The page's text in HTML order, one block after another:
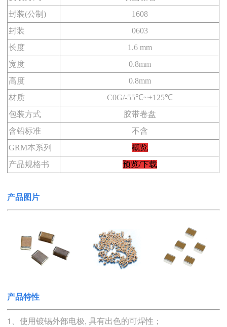
封装(公制)
1608
封装
0603
长度
1.6 mm
宽度
0.8mm
高度
0.8mm
材质
C0G/-55℃~+125℃
包装方式
胶带卷盘
含铅标准
不含
GRM本系列
概览
产品规格书
预览/下载
产品图片
产品特性
1、使用镀锡外部电极, 具有出色的可焊性；